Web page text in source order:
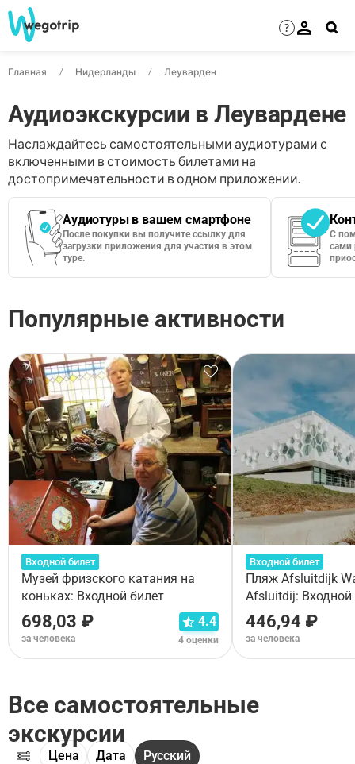
?
Главная Нидерланды Леуварден
Аудиоэкскурсии в Леувардене
Наслаждайтесь самостоятельными аудиотурами с
включенными в стоимость билетами на
достопримечательности в одном приложении.
Аудиотуры в вашем смартфоне
После покупки вы получите ссылку для
загрузки приложения для участия в этом
туре.
С
сами
Популярные активности
Входной билет
Музей фризского катания на
коньках: Входной билет
698,03 ₽
за человека
4.4
4 оценки
Входной билет
Пляж Afsluitdijk
Afsluitdij: Входной
446,94 ₽
за человека
Все самостоятельные
экскурсии
Цена Дата Русский